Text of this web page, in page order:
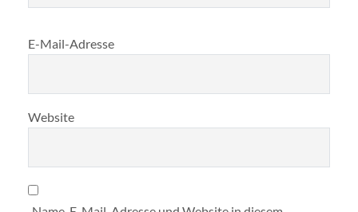
E-Mail-Adresse
Website